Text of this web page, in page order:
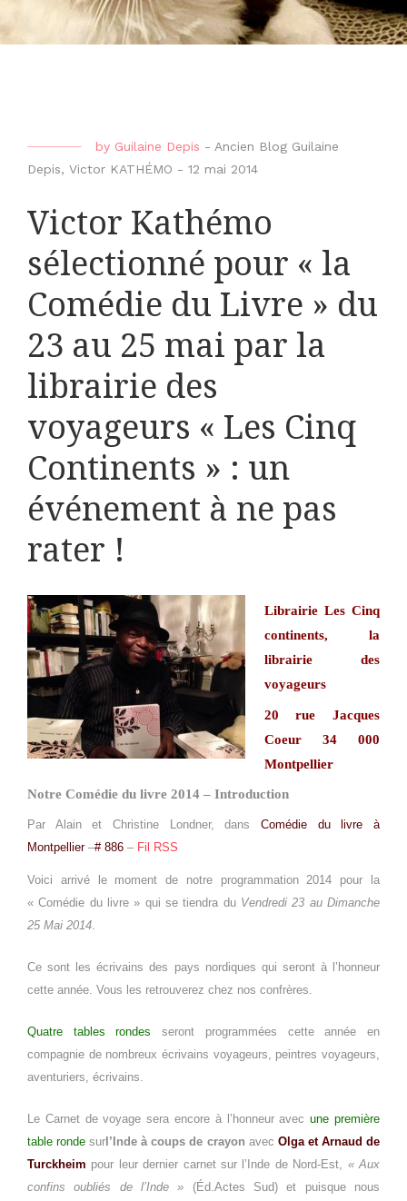
by Guilaine Depis - Ancien Blog Guilaine
Depis, Victor KATHÉMO - 12 mai 2014
Victor Kathémo
sélectionné pour « la
Comédie du Livre » du
23 au 25 mai par la
librairie des
voyageurs « Les Cinq
Continents » : un
événement à ne pas
rater !
Librairie Les Cinq
continents, la
librairie des
voyageurs
20 rue Jacques
Coeur 34 000
Montpellier
Notre Comédie du livre 2014 – Introduction
Par Alain et Christine Londner, dans Comédie du livre à
Montpellier–# 886 – Fil RSS
Voici arrivé le moment de notre programmation 2014 pour la
« Comédie du livre » qui se tiendra du Vendredi 23 au Dimanche
25 Mai 2014
Ce sont les écrivains des pays nordiques qui seront à l’honneur
cette année. Vous les retrouverez chez nos confrères.
Quatre tables rondes seront programmées cette année en
compagnie de nombreux écrivains voyageurs, peintres voyageurs,
aventuriers, écrivains.
Le Carnet de voyage sera encore à l’honneur avecune première
table ronde surl’Inde à coups de crayon avec Olga et Arnaud de
Turckheim pour leur dernier carnet sur l’Inde de Nord-Est, « Aux
confins oubliés de l’Inde » (Éd.Actes Sud) et puisque nous